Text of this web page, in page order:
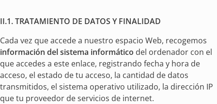
II.1. TRATAMIENTO DE DATOS Y FINALIDAD
Cada vez que accede a nuestro espacio Web, recogemos
información del sistema informático del ordenador con el
que accedes a este enlace, registrando fecha y hora de
acceso, el estado de tu acceso, la cantidad de datos
transmitidos, el sistema operativo utilizado, la dirección IP
que tu proveedor de servicios de internet.